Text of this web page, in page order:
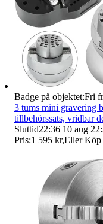
Badge på objektet:Fri
3 tums mini gravering
tillbehörssats, vridbar
Sluttid22:36 10 aug
Pris:1 595 kr,Eller Köp